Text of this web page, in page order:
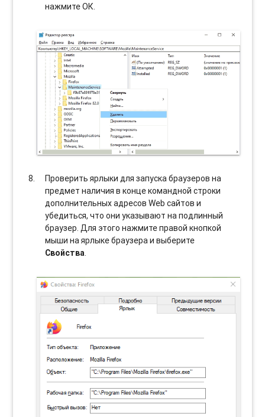
нажмите ОК.
Проверить ярлыки для запуска браузеров на
предмет наличия в конце командной строки
дополнительных адресов Web сайтов и
убедиться, что они указывают на подлинный
браузер. Для этого нажмите правой кнопкой
мыши на ярлыке браузера и выберите
Свойства.